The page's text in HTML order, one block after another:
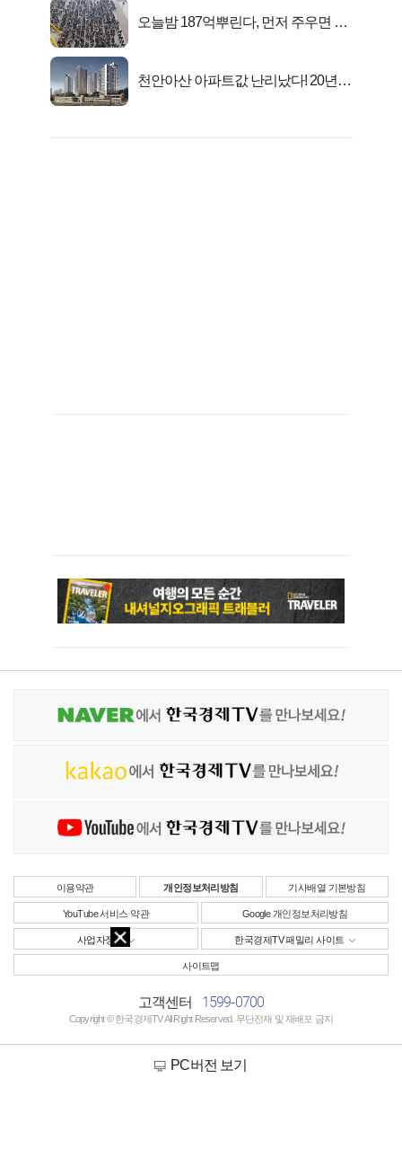
오늘밤 187억뿌린다, 먼저 주우면 최
천안아산 아파트값 난리났다! 20년
이용약관 개인정보처리방침 기사배열 기본방침
YouTube 서비스 약관 Google 개인정보처리방침
사업자정보 한국경제TV 패밀리 사이트
사이트맵
고객센터 1599-0700
Copyright © 한국경제TV All Right Reserved. 무단전재 및 재배포 금지
PC버전 보기